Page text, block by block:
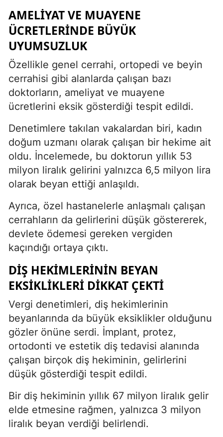
AMELIYAT VE MUAYENE
ÜCRETLERINDE BÜYÜK
UYUMSUZLUK
Özellikle genel cerrahi, ortopedi ve beyin
cerrahisi gibi alanlarda çalışan bazı
doktorların, ameliyat ve muayene
ücretlerini eksik gösterdiği tespit edildi.
Denetimlere takılan vakalardan biri, kadın
doğum uzmanı olarak çalışan bir hekime ait
oldu. İncelemede, bu doktorun yıllık 53
milyon liralık gelirini yalnızca 6,5 milyon lira
olarak beyan ettiği anlaşıldı.
Ayrıca, özel hastanelerle anlaşmalı çalışan
cerrahların da gelirlerini düşük göstererek,
devlete ödemesi gereken vergiden
kaçındığı ortaya çıktı.
DIŞ HEKIMLERININ BEYAN
EKSIKLIKLERI DIKKAT ÇEKTI
Vergi denetimleri, diş hekimlerinin
beyanlarında da büyük eksiklikler olduğunu
gözler önüne serdi. İmplant, protez,
ortodonti ve estetik diş tedavisi alanında
çalışan birçok diş hekiminin, gelirlerini
düşük gösterdiği tespit edildi.
Bir diş hekiminin yıllık 67 milyon liralık gelir
elde etmesine rağmen, yalnızca 3 milyon
liralık beyan verdiği belirlendi.